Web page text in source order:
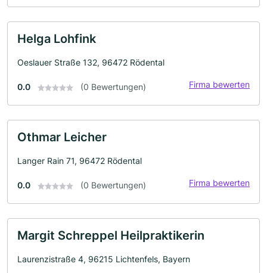
Helga Lohfink
Oeslauer Straße 132, 96472 Rödental
0.0 (0 Bewertungen) Firma bewerten
Othmar Leicher
Langer Rain 71, 96472 Rödental
0.0 (0 Bewertungen) Firma bewerten
Margit Schreppel Heilpraktikerin
Laurenzistraße 4, 96215 Lichtenfels, Bayern